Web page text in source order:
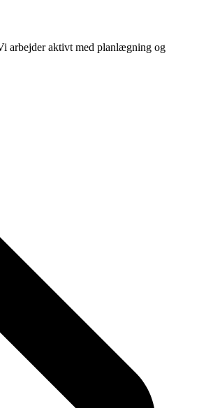
arbejder aktivt med planlægning og